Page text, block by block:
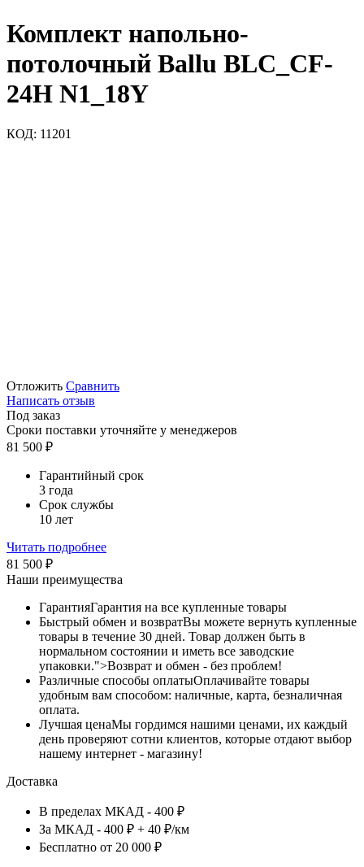
Комплект напольно-
потолочный Ballu BLC_CF-
24H N1_18Y
КОД: 11201
Отложить Сравнить
Написать отзыв
Под заказ
Сроки поставки уточняйте у менеджеров
81 500 ₽
Гарантийный срок
3 года
Срок службы
10 лет
Читать подробнее
81 500 ₽
Наши преимущества
ГарантияГарантия на все купленные товары
Быстрый обмен и возвратВы можете вернуть купленные
товары в течение 30 дней. Товар должен быть в
нормальном состоянии и иметь все заводские
упаковки.">Возврат и обмен - без проблем!
Различные способы оплатыОплачивайте товары
удобным вам способом: наличные, карта, безналичная
оплата.
Лучшая ценаМы гордимся нашими ценами, их каждый
день проверяют сотни клиентов, которые отдают выбор
нашему интернет - магазину!
Доставка
В пределах МКАД - 400 ₽
За МКАД - 400 ₽ + 40 ₽/км
Бесплатно от 20 000 ₽